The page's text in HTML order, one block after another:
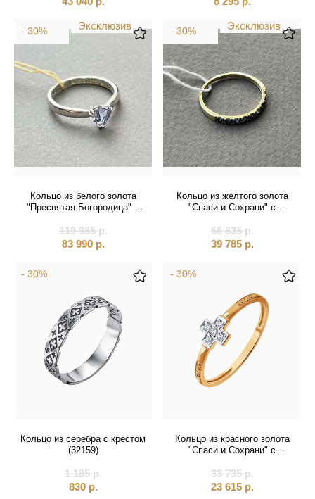
Эксклюзив
- 30%
Кольцо из белого золота
"Пресвятая Богородица" с
119 985р.
83 990 р.
Эксклюзив
- 30%
Кольцо из желтого золота
"Спаси и Сохрани" с
56 835р.
39 785 р.
- 30%
Кольцо из серебра с крестом
(32159)
1 185р.
830 р.
- 30%
Кольцо из красного золота
"Спаси и Сохрани" с
33 735р.
23 615 р.